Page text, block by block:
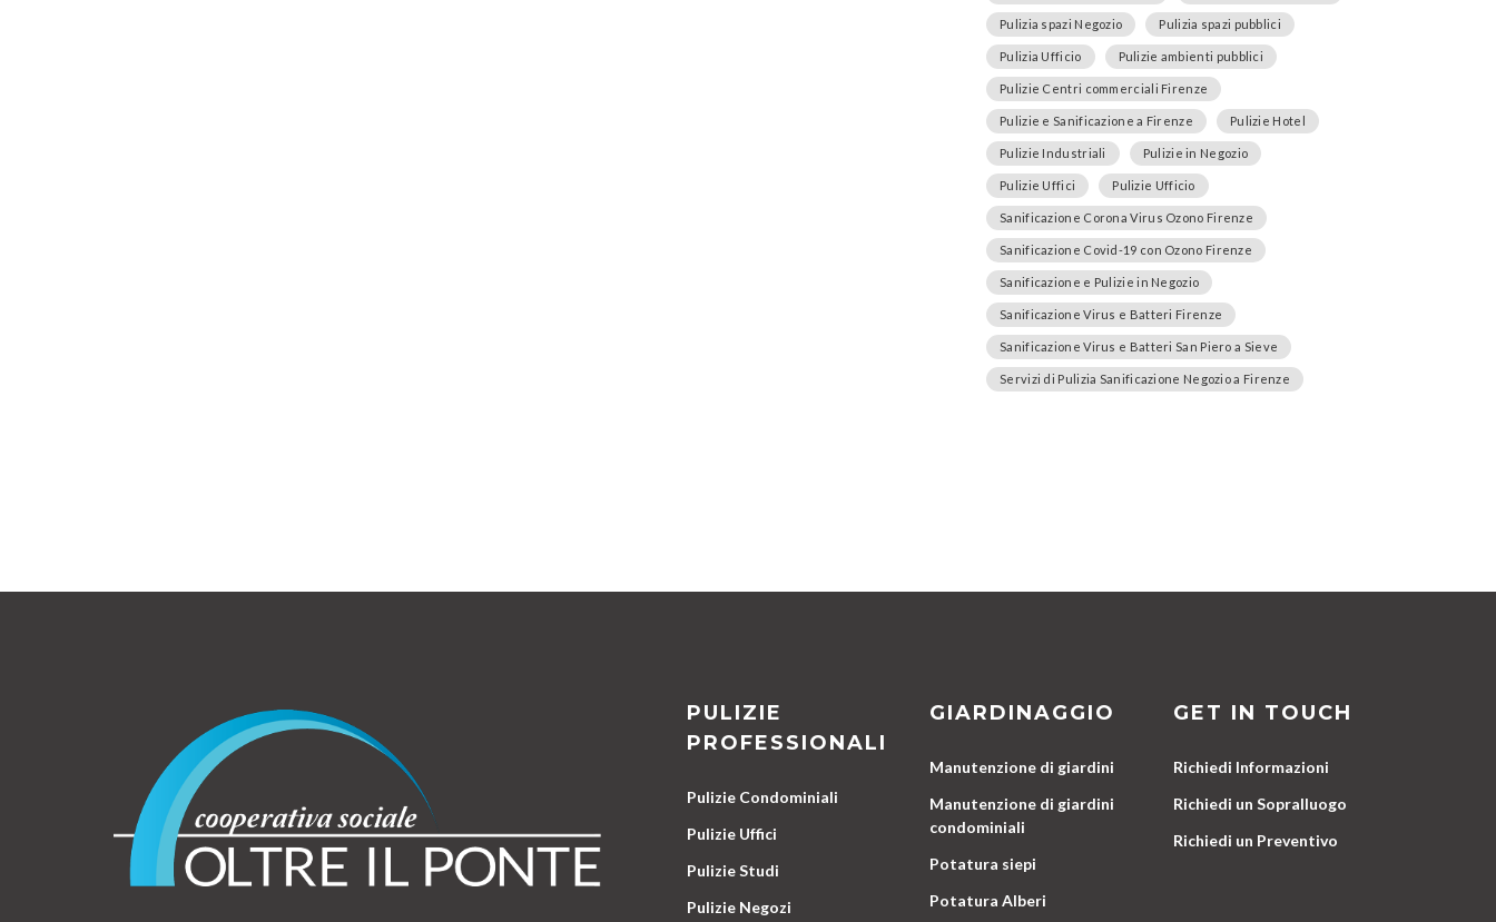
Pulizia spazi Negozio Pulizia spazi pubblici
Pulizia Ufficio Pulizie ambienti pubblici
Pulizie Centri commerciali Firenze
Pulizie e Sanificazione a Firenze Pulizie Hotel
Pulizie Industriali Pulizie in Negozio
Pulizie Uffici Pulizie Ufficio
Sanificazione Corona Virus Ozono Firenze
Sanificazione Covid-19 con Ozono Firenze
Sanificazione e Pulizie in Negozio
Sanificazione Virus e Batteri Firenze
Sanificazione Virus e Batteri San Piero a Sieve
Servizi di Pulizia Sanificazione Negozio a Firenze
PULIZIE
PROFESSIONALI
Pulizie Condominiali
Pulizie Uffici
Pulizie Studi
Pulizie Negozi
GIARDINAGGIO
Manutenzione di giardini
Manutenzione di giardini
condominiali
Potatura siepi
Potatura Alberi
GET IN TOUCH
Richiedi Informazioni
Richiedi un Sopralluogo
Richiedi un Preventivo